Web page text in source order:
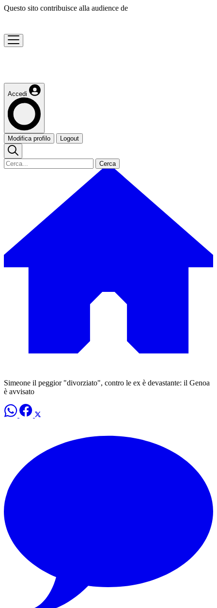
Questo sito contribuisce alla audience de
Accedi
Modifica profilo Logout
Cerca
Simeone il peggior "divorziato", contro le ex è devastante: il Genoa
è avvisato